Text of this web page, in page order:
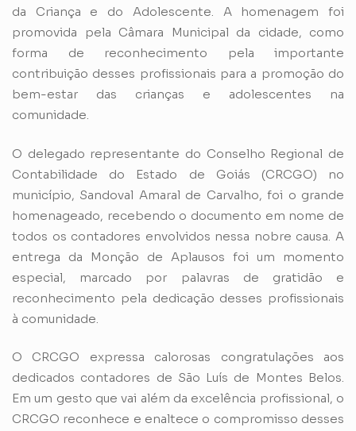
da Criança e do Adolescente. A homenagem foi
promovida pela Câmara Municipal da cidade, como
forma de reconhecimento pela importante
contribuição desses profissionais para a promoção do
bem-estar das crianças e adolescentes na
comunidade.
O delegado representante do Conselho Regional de
Contabilidade do Estado de Goiás (CRCGO) no
município, Sandoval Amaral de Carvalho, foi o grande
homenageado, recebendo o documento em nome de
todos os contadores envolvidos nessa nobre causa. A
entrega da Monção de Aplausos foi um momento
especial, marcado por palavras de gratidão e
reconhecimento pela dedicação desses profissionais
à comunidade.
O CRCGO expressa calorosas congratulações aos
dedicados contadores de São Luís de Montes Belos.
Em um gesto que vai além da excelência profissional, o
CRCGO reconhece e enaltece o compromisso desses